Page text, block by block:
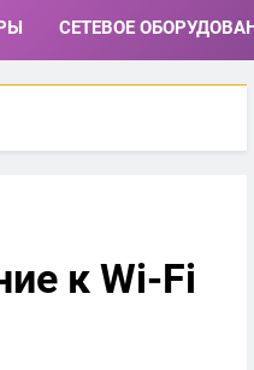
СЕТЕВОЕ
к Wi-Fi